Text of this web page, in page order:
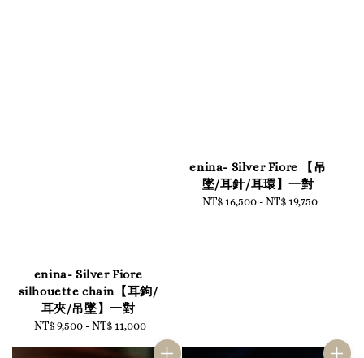
enina- Silver Fiore
silhouette chain【耳鉤/
耳夾/吊墜】一對
Regular
NT$ 9,500-NT$ 11,000
enina- Silver Fiore 【吊
墜/耳針/耳環】一對
Regular
NT$ 16,500-NT$ 19,750